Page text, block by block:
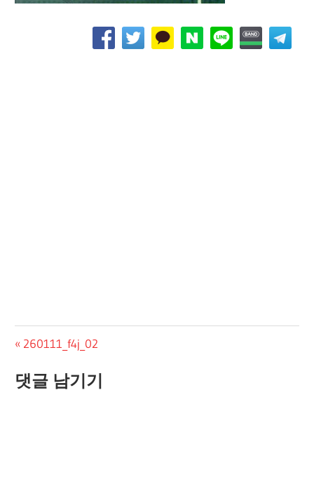
글
탐
Previous
260111_f4j_02
댓글 남기기